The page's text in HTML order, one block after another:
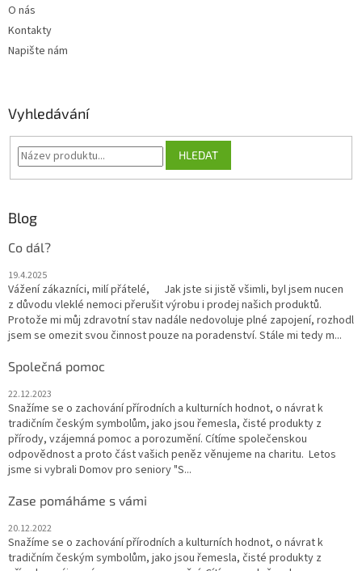
O nás
Kontakty
Napište nám
Vyhledávání
HLEDAT
Blog
Co dál?
19.4.2025
Vážení zákazníci, milí přátelé, Jak jste si jistě všimli, byl jsem nucen
z důvodu vleklé nemoci přerušit výrobu i prodej našich produktů.
Protože mi můj zdravotní stav nadále nedovoluje plné zapojení, rozhodl
jsem se omezit svou činnost pouze na poradenství. Stále mi tedy m...
Společná pomoc
22.12.2023
Snažíme se o zachování přírodních a kulturních hodnot, o návrat k
tradičním českým symbolům, jako jsou řemesla, čisté produkty z
přírody, vzájemná pomoc a porozumění. Cítíme společenskou
odpovědnost a proto část vašich peněz věnujeme na charitu. Letos
jsme si vybrali Domov pro seniory "S...
Zase pomáháme s vámi
20.12.2022
Snažíme se o zachování přírodních a kulturních hodnot, o návrat k
tradičním českým symbolům, jako jsou řemesla, čisté produkty z